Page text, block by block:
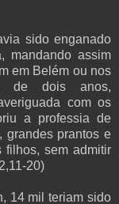
sido enganado
mandando assim
em Belém ou nos
de dois anos,
com os
a professia de
grandes prantos e
filhos, sem admitir
20)
14 mil teriam sido